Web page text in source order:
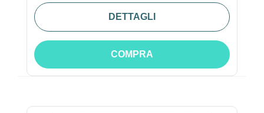
DETTAGLI
COMPRA